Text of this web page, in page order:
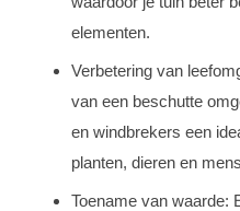
elementen.
Verbetering van
van een beschutte
en windbrekers een
planten, dieren en
Toename van waarde: